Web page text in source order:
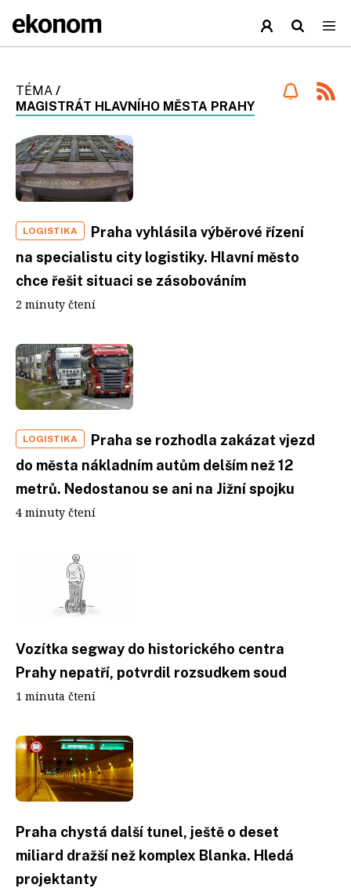
TÉMA /
MAGISTRÁT HLAVNÍHO MĚSTA PRAHY
LOGISTIKA
Praha vyhlásila výběrové řízení
na specialistu city logistiky. Hlavní město
chce řešit situaci se zásobováním
2 minuty čtení
LOGISTIKA
Praha se rozhodla zakázat vjezd
do města nákladním autům delším než 12
metrů. Nedostanou se ani na Jižní spojku
4 minuty čtení
Vozítka segway do historického centra
Prahy nepatří, potvrdil rozsudkem soud
1 minuta čtení
Praha chystá další tunel, ještě o deset
miliard dražší než komplex Blanka. Hledá
projektanty